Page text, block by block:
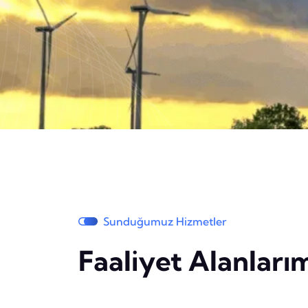
Sunduğumuz Hizmetler
Faaliyet